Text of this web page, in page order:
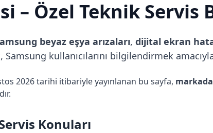
– Özel Teknik Servis
beyaz eşya arızaları, dijital ekran
kullanıcılarını bilgilendirmek amacıyla
2026 tarihi itibariyle yayınlanan bu sayfa,
Konuları